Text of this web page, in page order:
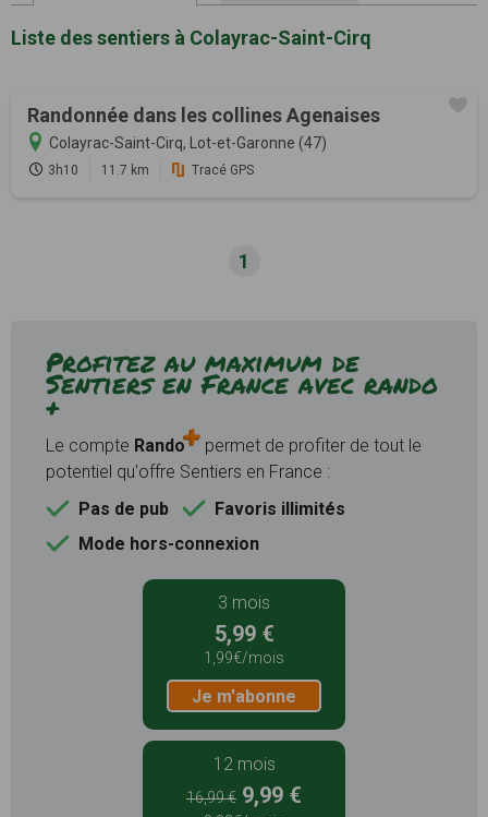
Liste des sentiers à Colayrac-Saint-Cirq
Randonnée dans les collines Agenaises
Colayrac-Saint-Cirq, Lot-et-Garonne (47)
3h10 11.7 km Tracé GPS
1
Profitez au maximum de
Sentiers en France avec rando
+
Le compte Rando
permet de profiter de tout le
potentiel qu'offre Sentiers en France :
Pas de pub
Favoris illimités
Mode hors-connexion
3 mois
5,99 €
1,99€/mois
Je m'abonne
12 mois
16,99 € 9,99 €